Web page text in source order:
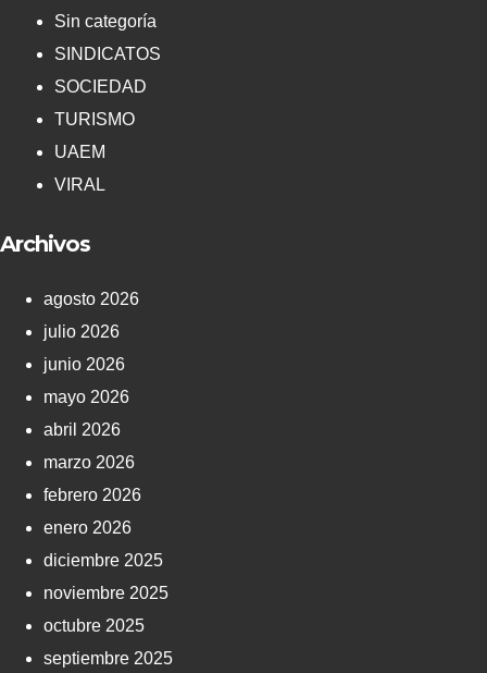
Sin categoría
SINDICATOS
SOCIEDAD
TURISMO
UAEM
VIRAL
Archivos
agosto 2026
julio 2026
junio 2026
mayo 2026
abril 2026
marzo 2026
febrero 2026
enero 2026
diciembre 2025
noviembre 2025
octubre 2025
septiembre 2025